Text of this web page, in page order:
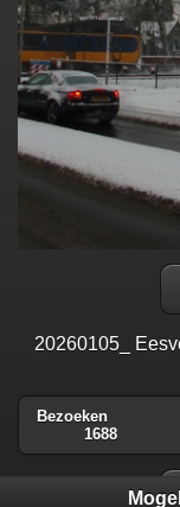
20260105_
Bezoeken
1688